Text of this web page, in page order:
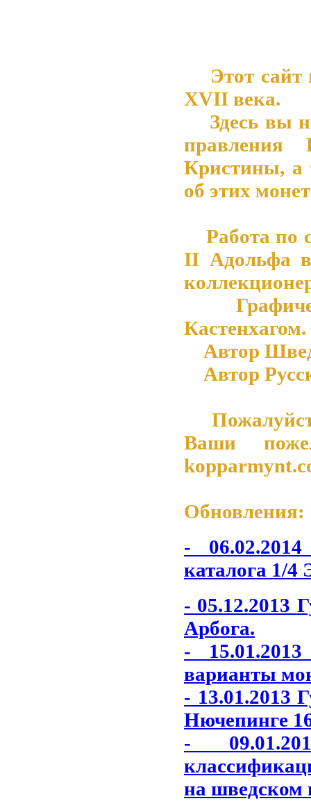
Этот сайт
XVII века.
Здесь вы
Кристины, а
об этих
Работа по
II Адольфа
Кастенхагом.
Автор
Автор
Ваши
Обновления:
-
каталога 1/4
- 05.12.2013
Арбога.
-
варианты
- 13.01.2013
Нючепинге
-
на шведском